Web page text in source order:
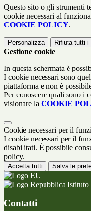
Questo sito o gli strumenti
cookie necessari al
COOKIE POLICY.
Personalizza Rifiuta tutti i
Gestione cookie
In questa schermata è
I cookie necessari sono
piattaforma e non è
Per conoscere quali sono i
visionare la COOKIE
Cookie necessari per il
I cookie necessari per il
disabilitati. È possibile
policy.
Accetta tutti Salva le
Istituto
Contatti